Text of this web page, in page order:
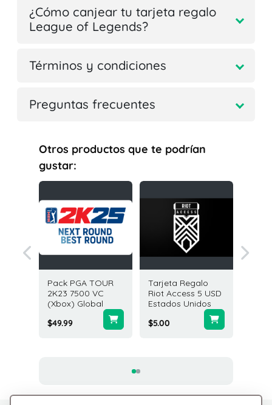
¿Cómo canjear tu tarjeta regalo
League of Legends?
Términos y condiciones
Preguntas frecuentes
Otros productos que te podrían
gustar:
Pack PGA TOUR
2K23 7500 VC
(Xbox) Global
$49.99
Tarjeta Regalo
Riot Access 5 USD
Estados Unidos
$5.00